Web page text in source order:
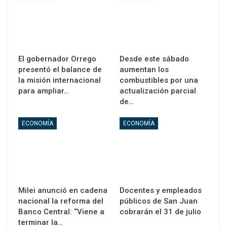
El gobernador Orrego
presentó el balance de
la misión internacional
para ampliar…
Desde este sábado
aumentan los
combustibles por una
actualización parcial
de…
ECONOMÍA
Milei anunció en cadena
nacional la reforma del
Banco Central: “Viene a
terminar la…
ECONOMÍA
Docentes y empleados
públicos de San Juan
cobrarán el 31 de julio